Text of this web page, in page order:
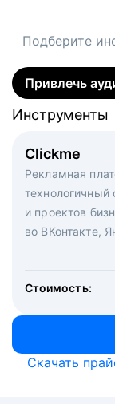
Подберите
Привлечь
Clickme
Рекламная
и проектов
во ВКонтакте,
Стоимость:
Инструменты
Вакансия дня
Рекламный
hh.ru.
Инструменты
Массовый
кандидатов и
маркетологи,
hh.ru с целым
Инструменты
Скачать